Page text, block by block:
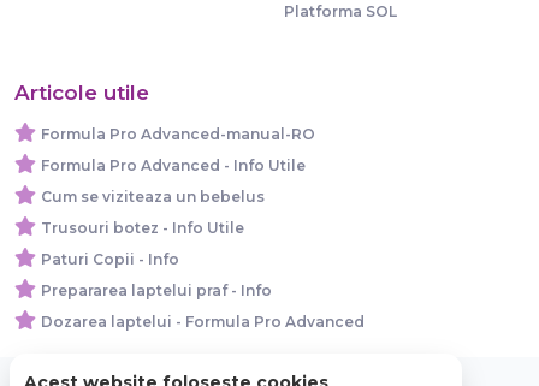
Platforma SOL
Articole utile
Formula Pro Advanced-manual-RO
Formula Pro Advanced - Info Utile
Cum se viziteaza un bebelus
Trusouri botez - Info Utile
Paturi Copii - Info
Prepararea laptelui praf - Info
Dozarea laptelui - Formula Pro Advanced